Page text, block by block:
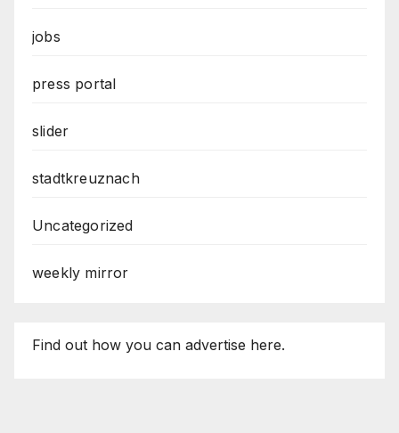
jobs
press portal
slider
stadtkreuznach
Uncategorized
weekly mirror
Find out how you can advertise here.